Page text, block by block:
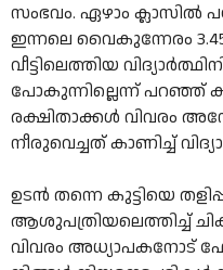
സംഭവം. ഏഴാം ക്ലാസില്‍
ഇന്നലെ വൈകുന്നേരം
വീട്ടിലെത്തിയ
പോകുന്നില്ലെന്ന്
രക്ഷിതാക്കള്‍ വിവരം
നീരുവെച്ചത് കാണിച്ച്
ഉടന്‍ തന്നെ കുട്ടിയെ
ആശുപത്രിയലെത്തിച്ച്
വിവരം അധ്യാപകനോട്